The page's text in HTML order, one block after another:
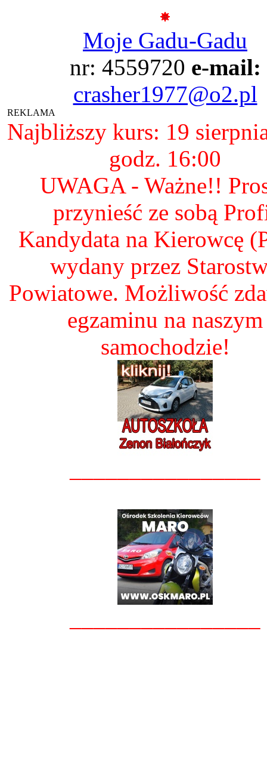
Moje Gadu-Gadu
nr: 4559720 e-mail:
crasher1977@o2.pl
REKLAMA
Najbliższy kurs: 19
godz. 16:00
UWAGA - Ważne!!
przynieść ze sobą
Kandydata na Kierowcę
wydany przez
Powiatowe. Możliwość
egzaminu na naszym
samochodzie!